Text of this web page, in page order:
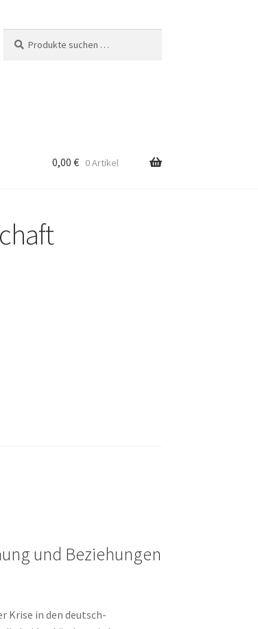
nach:
0,00€ 0 Artikel
und Beziehungen
Krise in den deutsch-